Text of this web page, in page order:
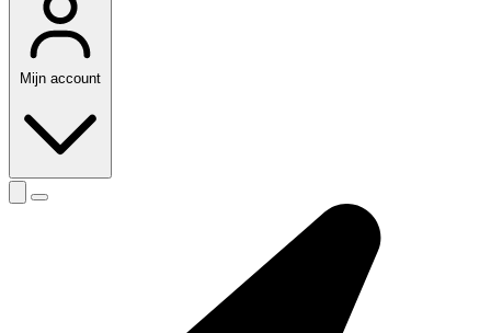
Mijn account